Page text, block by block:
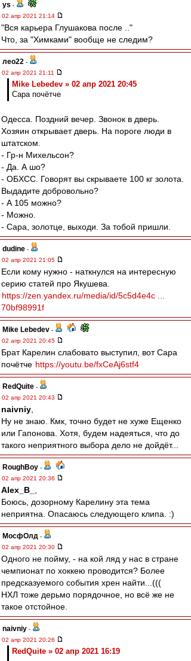
ys -
02 апр 2021 21:14
"Вся карьера Глушакова после .."
Что, за "Химками" вообще не следим?
лео22 -
02 апр 2021 21:11
Mike Lebedev » 02 апр 2021 20:45
Сара почётче
Одесса. Поздний вечер. Звонок в дверь.
Хозяин открывает дверь. На пороге люди в
штатском.
- Гр-н Михельсон?
- Да. А шо?
- ОБХСС. Говорят вы скрываете 100 кг золота.
Выдадите добровольно?
- А 105 можно?
- Можно.
- Сара, золотце, выходи. За тобой пришли.
dudine -
02 апр 2021 21:05
Если кому нужно - наткнулся на интересную
серию статей про Якушева.
https://zen.yandex.ru/media/id/5c5d4e4c ...
70bf98991f
Mike Lebedev -
02 апр 2021 20:45
Брат Карелин слабовато выступил, вот Сара
почётче https://youtu.be/fxCeAj6stf4
RedQuite -
02 апр 2021 20:43
naivniy
Ну не знаю. Кмк, точно будет не хуже Ещенко
или Гапонова. Хотя, будем надеяться, что до
такого неприятного выбора дело не дойдёт...
RoughBoy -
02 апр 2021 20:36
Alex_B_
Боюсь, дозорному Карелину эта тема
неприятна. Опасаюсь следующего клипа. :)
МосфОлд -
02 апр 2021 20:30
Одного не пойму, - на кой ляд у нас в стране
чемпионат по хоккею проводится? Более
предсказуемого события хрен найти...(((
НХЛ тоже дерьмо порядочное, но всё же не
такое отстойное.
naivniy -
02 апр 2021 20:26
RedQuite » 02 апр 2021 16:19